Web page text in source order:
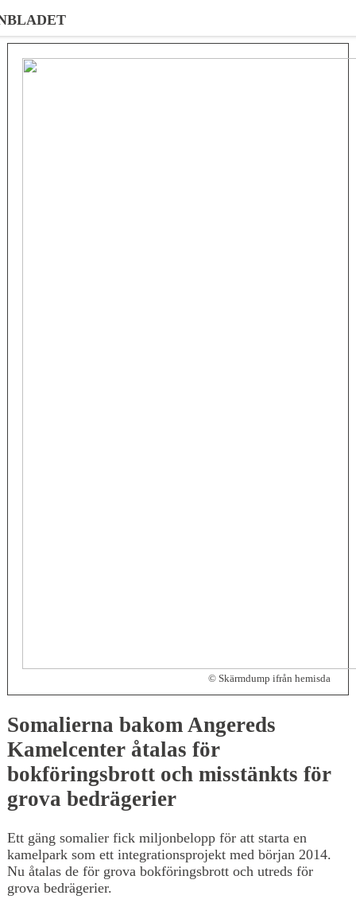
© Skärmdump ifrån hemisda
Somalierna bakom Angereds
Kamelcenter åtalas för
bokföringsbrott och misstänkts för
grova bedrägerier
Ett gäng somalier fick miljonbelopp för att starta en
kamelpark som ett integrationsprojekt med början 2014.
Nu åtalas de för grova bokföringsbrott och utreds för
grova bedrägerier.